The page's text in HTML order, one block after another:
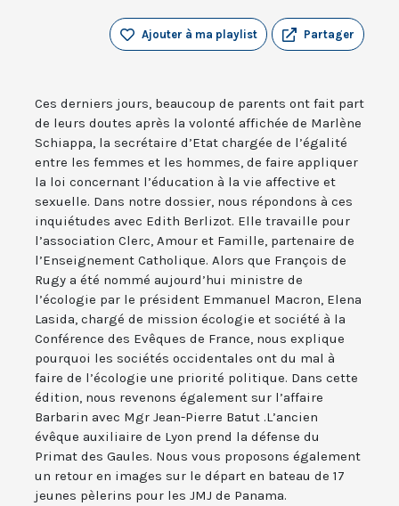
Partager
Ajouter à ma playlist
Ces derniers jours, beaucoup de parents ont fait part
de leurs doutes après la volonté affichée de Marlène
Schiappa, la secrétaire d’Etat chargée de l’égalité
entre les femmes et les hommes, de faire appliquer
la loi concernant l’éducation à la vie affective et
sexuelle. Dans notre dossier, nous répondons à ces
inquiétudes avec Edith Berlizot. Elle travaille pour
l’association Clerc, Amour et Famille, partenaire de
l’Enseignement Catholique. Alors que François de
Rugy a été nommé aujourd’hui ministre de
l’écologie par le président Emmanuel Macron, Elena
Lasida, chargé de mission écologie et société à la
Conférence des Evêques de France, nous explique
pourquoi les sociétés occidentales ont du mal à
faire de l’écologie une priorité politique. Dans cette
édition, nous revenons également sur l’affaire
Barbarin avec Mgr Jean-Pierre Batut .L’ancien
évêque auxiliaire de Lyon prend la défense du
Primat des Gaules. Nous vous proposons également
un retour en images sur le départ en bateau de 17
jeunes pèlerins pour les JMJ de Panama.